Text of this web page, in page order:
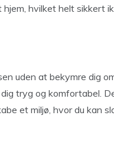
hvilket helt sikkert
uden at bekymre dig
tryg og komfortabel.
et miljø, hvor du kan